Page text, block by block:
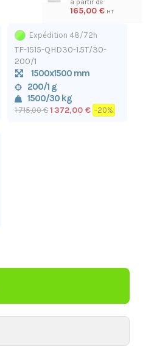
165,00 €
TF-1515-QHD30-1.5T/30-
200/1
1500x1500 mm
200/1 g
1500/30 kg
1 715,00 € 1 372,00 € -20%
Expédition 48/72h